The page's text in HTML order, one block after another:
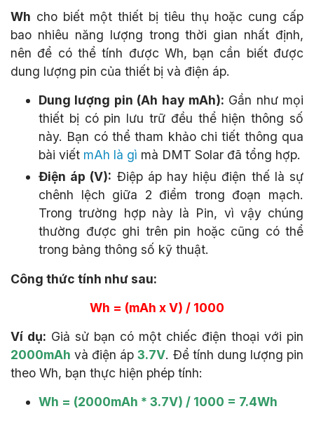
Wh cho biết một thiết bị tiêu thụ hoặc cung cấp
bao nhiêu năng lượng trong thời gian nhất định,
nên để có thể tính được Wh, bạn cần biết được
dung lượng pin của thiết bị và điện áp.
Dung lượng pin (Ah hay mAh): Gần như mọi
thiết bị có pin lưu trữ đều thể hiện thông số
này. Bạn có thể tham khảo chi tiết thông qua
bài viết mAh là gì mà DMT Solar đã tổng hợp.
Điện áp (V): Điệp áp hay hiệu điện thế là sự
chênh lệch giữa 2 điểm trong đoạn mạch.
Trong trường hợp này là Pin, vì vậy chúng
thường được ghi trên pin hoặc cũng có thể
trong bảng thông số kỹ thuật.
Công thức tính như sau:
Wh = (mAh x V) / 1000
Ví dụ: Giả sử bạn có một chiếc điện thoại với pin
2000mAh và điện áp3.7V. Để tính dung lượng pin
theo Wh, bạn thực hiện phép tính:
Wh = (2000mAh * 3.7V) / 1000 = 7.4Wh